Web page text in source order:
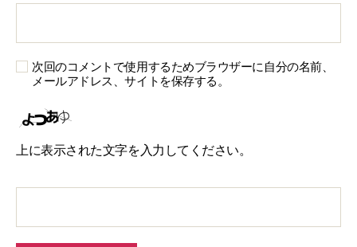
次回のコメントで使用するためブラウザーに自分の名前、
メールアドレス、サイトを保存する。
上に表示された文字を入力してください。